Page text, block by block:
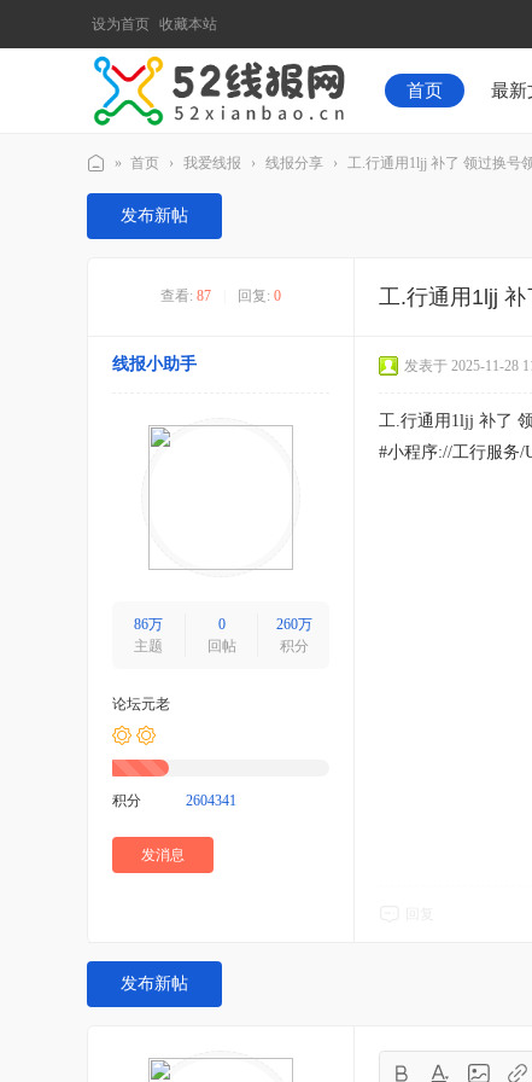
设为首页 收藏本站
首页 最新
52
线
» 首页 › 我爱线报 › 线报分享 › 工.行通用1ljj 补了 领过换号
发布新帖
查看: 87 回复: 0 工.行通用1ljj
线报小助手
86万
主题
0
回帖
260万
积分
论坛元老
积分 2604341
发消息
发表于 2025-11-28
工.行通用1ljj 补了
#小程序://工行服务/
发布新帖